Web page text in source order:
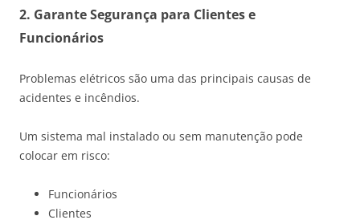
2. Garante Segurança para Clientes e
Funcionários
Problemas elétricos são uma das principais causas de
acidentes e incêndios.
Um sistema mal instalado ou sem manutenção pode
colocar em risco:
Funcionários
Clientes